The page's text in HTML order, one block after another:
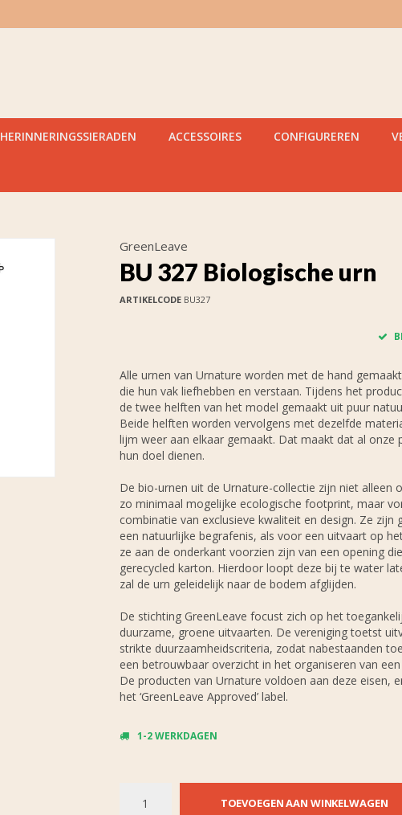
HERINNERINGSSIERADEN ACCESSOIRES CONFIGUREREN
GreenLeave
BU 327 Biologische urn
ARTIKELCODEBU327
Alle urnen van Urnature worden met de hand
die hun vak liefhebben en verstaan. Tijdens het
de twee helften van het model gemaakt uit puur
Beide helften worden vervolgens met dezelfde
lijm weer aan elkaar gemaakt. Dat maakt dat al onze
hun doel dienen.
De bio-urnen uit de Urnature-collectie zijn niet alleen
zo minimaal mogelijke ecologische footprint, maar
combinatie van exclusieve kwaliteit en design. Ze zijn
een natuurlijke begrafenis, als voor een uitvaart op
ze aan de onderkant voorzien zijn van een opening
gerecycled karton. Hierdoor loopt deze bij te water
zal de urn geleidelijk naar de bodem afglijden.
De stichting GreenLeave focust zich op het
duurzame, groene uitvaarten. De vereniging toetst
strikte duurzaamheidscriteria, zodat nabestaanden
een betrouwbaar overzicht in het organiseren van
De producten van Urnature voldoen aan deze eisen,
het ‘GreenLeave Approved’ label.
1-2 WERKDAGEN
TOEVOEGEN AAN WINKELWAGEN